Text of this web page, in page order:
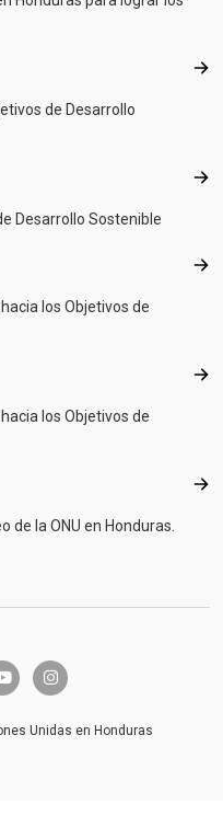
de Desarrollo
Desarrollo Sostenible
los Objetivos de
los Objetivos de
la ONU en Honduras.
instagram
Unidas en Honduras